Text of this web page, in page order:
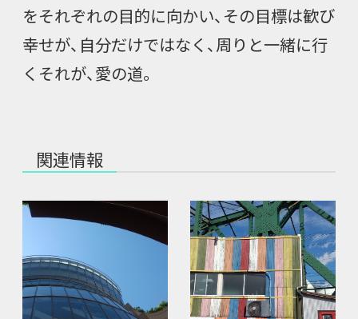
をそれぞれの目的に向かい、その目標は歓び
幸せが、自分だけではなく、周りと一緒に行
くそれが、愛の道。
関連情報